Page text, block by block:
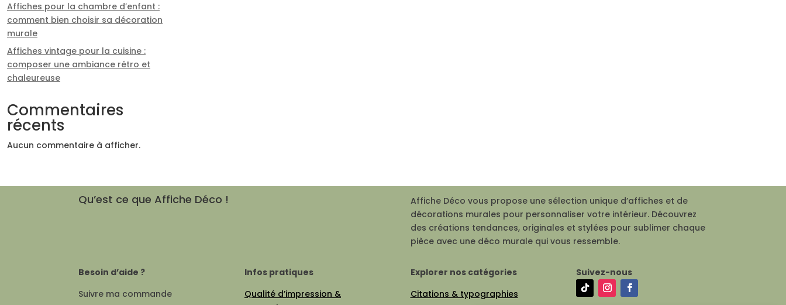
Affiches pour la chambre d’enfant :
comment bien choisir sa décoration
murale
Affiches vintage pour la cuisine :
composer une ambiance rétro et
chaleureuse
Commentaires
récents
Aucun commentaire à afficher.
Qu’est ce que Affiche Déco !
Affiche Déco vous propose une sélection unique d’affiches et de
décorations murales pour personnaliser votre intérieur. Découvrez
des créations tendances, originales et stylées pour sublimer chaque
pièce avec une déco murale qui vous ressemble.
Besoin d’aide ?
Suivre ma commande
Infos pratiques
Qualité d’impression &
Explorer nos catégories
Citations & typographies
Suivez-nous